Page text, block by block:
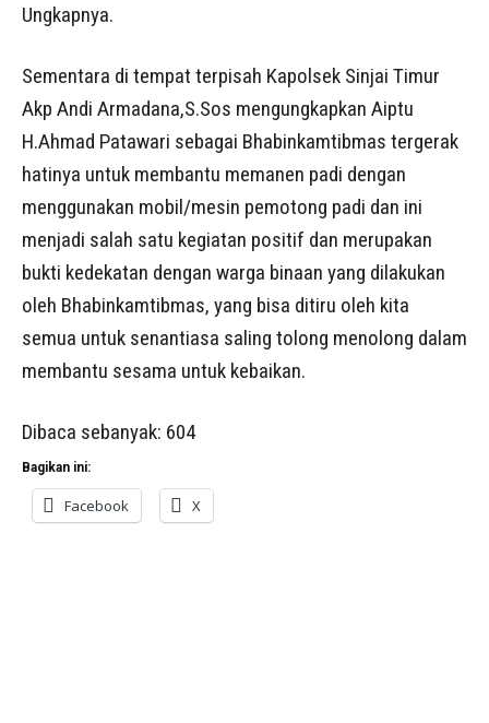
Ungkapnya.
Sementara di tempat terpisah Kapolsek Sinjai Timur
Akp Andi Armadana,S.Sos mengungkapkan Aiptu
H.Ahmad Patawari sebagai Bhabinkamtibmas tergerak
hatinya untuk membantu memanen padi dengan
menggunakan mobil/mesin pemotong padi dan ini
menjadi salah satu kegiatan positif dan merupakan
bukti kedekatan dengan warga binaan yang dilakukan
oleh Bhabinkamtibmas, yang bisa ditiru oleh kita
semua untuk senantiasa saling tolong menolong dalam
membantu sesama untuk kebaikan.
Dibaca sebanyak: 604
Bagikan ini:
Facebook X